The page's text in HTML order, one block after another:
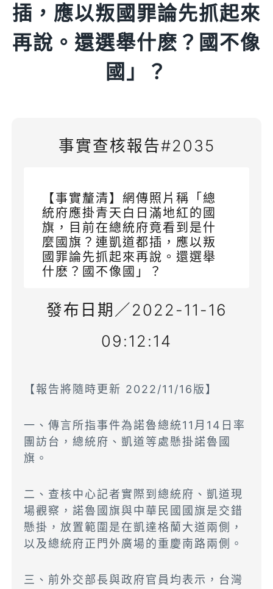
插，應以叛國罪論先抓起來
再說。還選舉什麽？國不像
國」？
事實查核報告#2035
【事實釐清】網傳照片稱「總
統府應掛青天白日滿地紅的國
旗，目前在總統府竟看到是什
麼國旗？連凱道都插，應以叛
國罪論先抓起來再說。還選舉
什麽？國不像國」？
發布日期／2022-11-16
09:12:14
【報告將隨時更新 2022/11/16版】
一、傳言所指事件為諾魯總統11月14日率
團訪台，總統府、凱道等處懸掛諾魯國
旗。
二、查核中心記者實際到總統府、凱道現
場觀察，諾魯國旗與中華民國國旗是交錯
懸掛，放置範圍是在凱達格蘭大道兩側，
以及總統府正門外廣場的重慶南路兩側。
三、前外交部長與政府官員均表示，台灣